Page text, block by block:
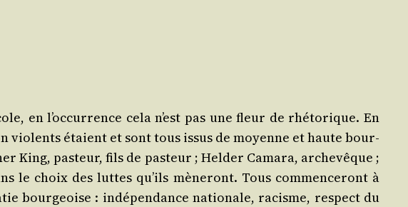
en l’occurrence cela n’est pas une fleur de rhé­to­rique. En
vio­lents étaient et sont tous issus de moyenne et haute bour­
King, pas­teur, fils de pas­teur ; Hel­der Cama­ra, arche­vêque ;
le choix des luttes qu’ils mène­ront. Tous com­men­ce­ront à
bour­geoise : indé­pen­dance natio­nale, racisme, res­pect du